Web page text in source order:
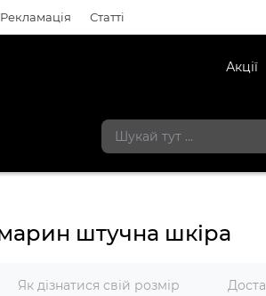
Статті
Акції
штучна шкіра
Як дізнатися свій розмір